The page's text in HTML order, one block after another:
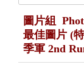
圖片組
最佳圖片 (
季軍 2nd